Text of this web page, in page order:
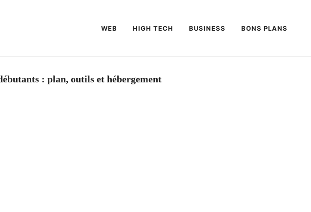
WEB HIGH TECH BUSINESS BONS PLANS
: plan, outils et hébergement